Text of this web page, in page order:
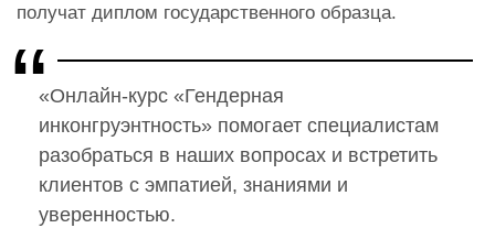
получат диплом государственного образца.
«Онлайн-курс «Гендерная
инконгруэнтность» помогает специалистам
разобраться в наших вопросах и встретить
клиентов с эмпатией, знаниями и
уверенностью.